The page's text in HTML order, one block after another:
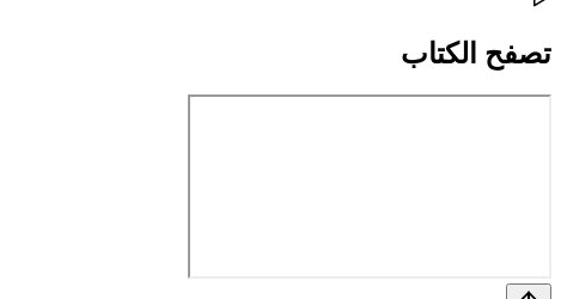
تصفح الكتاب